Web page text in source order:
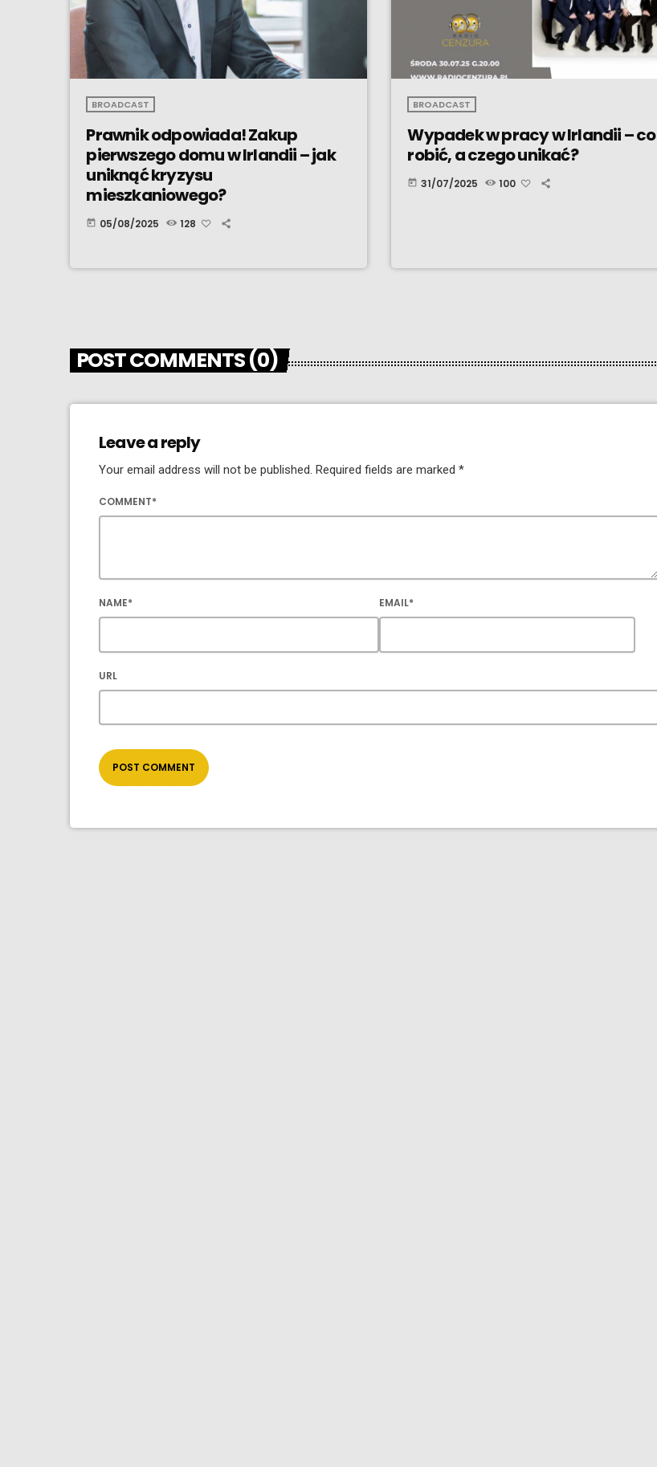
BROADCAST
Prawnik odpowiada! Zakup
pierwszego domu w Irlandii – jak
uniknąć kryzysu
mieszkaniowego?
today 05/08/2025 128
BROADCAST
Wypadek w pracy w Irlandii – co
robić, a czego unikać?
today 31/07/2025 100
POST COMMENTS (0)
Leave a reply
Your email address will not be published. Required fields are marked *
COMMENT*
NAME* EMAIL*
URL